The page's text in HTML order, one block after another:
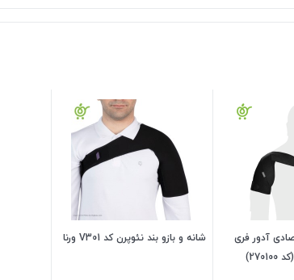
آدور فری
شانه و بازو بند نئوپرن کد V301 ورنا